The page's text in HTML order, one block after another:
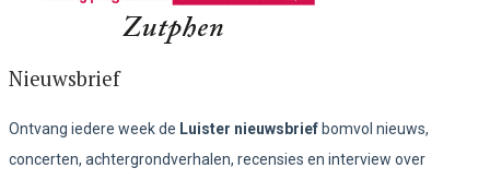
Nieuwsbrief
Ontvang iedere week de Luister nieuwsbrief bomvol nieuws,
concerten, achtergrondverhalen, recensies en interview over